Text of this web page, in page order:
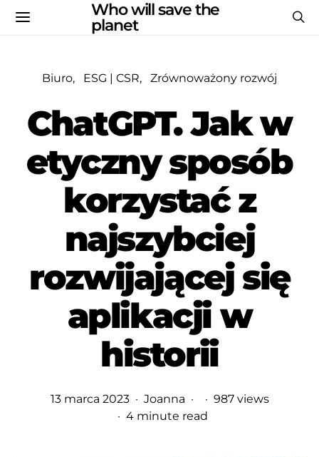
Who will save the
planet
Biuro ESG | CSR Zrównoważony rozwój
ChatGPT. Jak w
etyczny sposób
korzystać z
najszybciej
rozwijającej się
aplikacji w
historii
13 marca 2023 Joanna
987 views
4 minute read